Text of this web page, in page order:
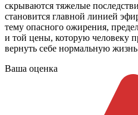
скрываются тяжелые
становится главной линией
тему опасного ожирения,
и той цены, которую человеку
вернуть себе нормальную
Ваша оценка